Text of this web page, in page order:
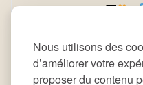
Nous utilisons des
d’améliorer votre
proposer du contenu